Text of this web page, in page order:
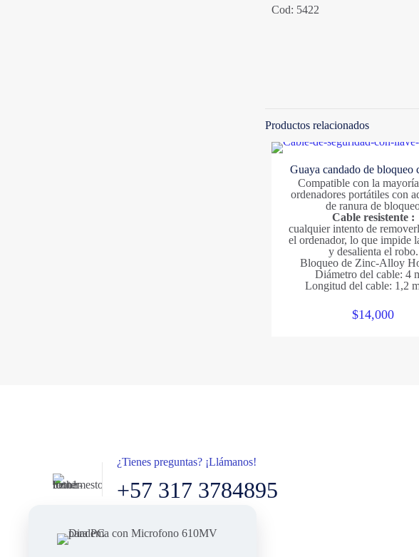
Cod: 5422
Productos relacionados
Guaya candado de bloqueo
Compatible con la
ordenadores portátiles con
de ranura de
Cable resistente :
cualquier intento de
el ordenador, lo que impide
y desalienta el robo.
Bloqueo de Zinc-Alloy
Diámetro del cable: 4
Longitud del cable: 1,2
$14,000
¿Tienes preguntas? ¡Llámanos!
+57 317 3784895